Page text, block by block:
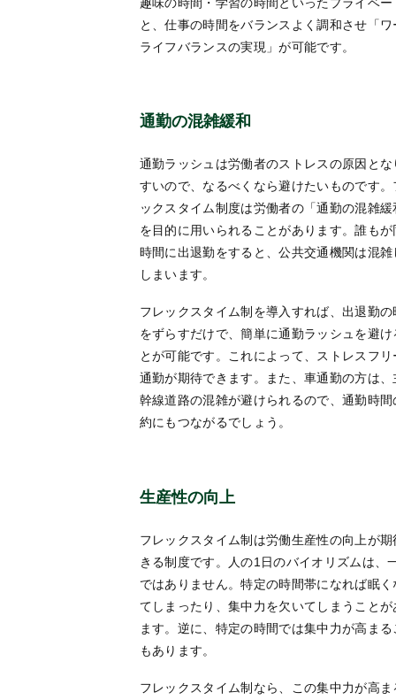
と、仕事の時間をバランスよく調和させ「ワ
ライフバランスの実現」が可能です。
通勤の混雑緩和
通勤ラッシュは労働者のストレスの原因とな
すいので、なるべくなら避けたいものです。
ックスタイム制度は労働者の「通勤の混雑緩
を目的に用いられることがあります。誰もが
時間に出退勤をすると、公共交通機関は混雑
しまいます。
フレックスタイム制を導入すれば、出退勤の
をずらすだけで、簡単に通勤ラッシュを避け
とが可能です。これによって、ストレスフリ
通勤が期待できます。また、車通勤の方は、
幹線道路の混雑が避けられるので、通勤時間
約にもつながるでしょう。
生産性の向上
フレックスタイム制は労働生産性の向上が期
きる制度です。人の1日のバイオリズムは、
ではありません。特定の時間帯になれば眠く
てしまったり、集中力を欠いてしまうことが
ます。逆に、特定の時間では集中力が高まる
もあります。
フレックスタイム制なら、この集中力が高ま